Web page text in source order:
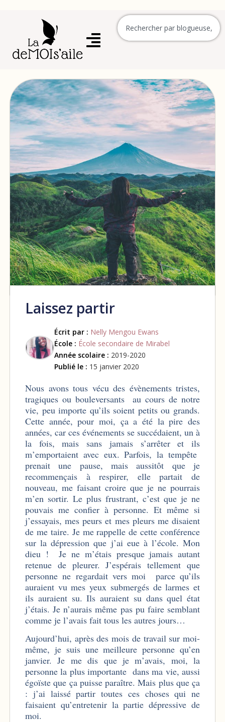
Laissez partir
Écrit par : Nelly Mengou Ewans
École : École secondaire de Mirabel
Année scolaire : 2019-2020
Publié le : 15 janvier 2020
Nous avons tous vécu des évènements tristes,
tragiques ou bouleversants au cours de notre
vie, peu importe qu’ils soient petits ou grands.
Cette année, pour moi, ça a été la pire des
années, car ces événements se succédaient, un à
la fois, mais sans jamais s’arrêter et ils
m’emportaient avec eux. Parfois, la tempête
prenait une pause, mais aussitôt que je
recommençais à respirer, elle partait de
nouveau, me faisant croire que je ne pourrais
m’en sortir. Le plus frustrant, c’est que je ne
pouvais me confier à personne. Et même si
j’essayais, mes peurs et mes pleurs me disaient
de me taire. Je me rappelle de cette conférence
sur la dépression que j’ai eue à l’école. Mon
dieu ! Je ne m’étais presque jamais autant
retenue de pleurer. J’espérais tellement que
personne ne regardait vers moi parce qu’ils
auraient vu mes yeux submergés de larmes et
ils auraient su. Ils auraient su dans quel état
j’étais. Je n’aurais même pas pu faire semblant
comme je l’avais fait tous les autres jours…
Aujourd’hui, après des mois de travail sur moi-
même, je suis une meilleure personne qu’en
janvier. Je me dis que je m’avais, moi, la
personne la plus importante dans ma vie, aussi
égoïste que ça puisse paraître. Mais plus que ça
: j’ai laissé partir toutes ces choses qui ne
faisaient qu’entretenir la partie dépressive de
moi.